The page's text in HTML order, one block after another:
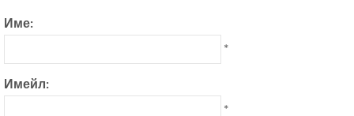
Име:
*
Имейл:
*